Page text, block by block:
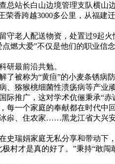
站长白山边境管理支队横山边
跨越3000多公里，从福建迁
老人配送物资，处置过9起火
大爱”不仅是他们的职业信
最前沿共勉。
被称为“黄疸”的小麦条锈病
猕猴桃细菌性溃疡病等产业
广，这对学术伉俪秉承“赤
一个家庭的奉献都在时代中回
、住农家……黑龙江省大兴安
瑞娟家庭无私分享和带动下，
才是真的好了。”秉持“敢闯